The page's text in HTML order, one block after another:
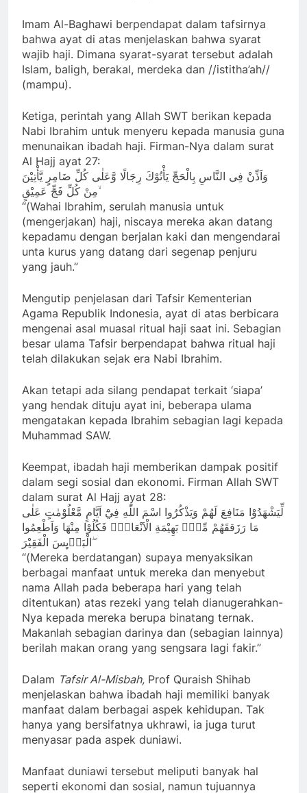
Imam Al-Baghawi berpendapat dalam tafsirnya
bahwa ayat di atas menjelaskan bahwa syarat
wajib haji. Dimana syarat-syarat tersebut adalah
Islam, baligh, berakal, merdeka dan //istitha’ah//
(mampu).
Ketiga, perintah yang Allah SWT berikan kepada
Nabi Ibrahim untuk menyeru kepada manusia guna
menunaikan ibadah haji. Firman-Nya dalam surat
Al Hajj ayat 27:
وَاَذِّنْ فِى النَّاسِ بِالْحَجِّ يَأْتُوْكَ رِجَالًا وَّعَلٰى كُلِّ ضَامِرٍ يَّأْتِيْنَ
مِنْ كُلِّ فَجٍّ عَمِيْقٍ ۙ
“(Wahai Ibrahim, serulah manusia untuk
(mengerjakan) haji, niscaya mereka akan datang
kepadamu dengan berjalan kaki dan mengendarai
unta kurus yang datang dari segenap penjuru
yang jauh.”
Mengutip penjelasan dari Tafsir Kementerian
Agama Republik Indonesia, ayat di atas berbicara
mengenai asal muasal ritual haji saat ini. Sebagian
besar ulama Tafsir berpendapat bahwa ritual haji
telah dilakukan sejak era Nabi Ibrahim.
Akan tetapi ada silang pendapat terkait ‘siapa’
yang hendak dituju ayat ini, beberapa ulama
mengatakan kepada Ibrahim sebagian lagi kepada
Muhammad SAW.
Keempat, ibadah haji memberikan dampak positif
dalam segi sosial dan ekonomi. Firman Allah SWT
dalam surat Al Hajj ayat 28:
لِّيَشْهَدُوْا مَنَافِعَ لَهُمْ وَيَذْكُرُوا اسْمَ اللّٰهِ فِيْٓ اَيَّامٍ مَّعْلُوْمٰتٍ عَلٰى
مَا رَزَققَهُمْ مِّنْۢ بَهِيْمَةِ الْاَنْعَامِۚ فَكُلُوْا مِنْهَا وَاَطْعِمُوا
الْبَاۤىِٕسَ الْفَقِيْرَ ۖ
“(Mereka berdatangan) supaya menyaksikan
berbagai manfaat untuk mereka dan menyebut
nama Allah pada beberapa hari yang telah
ditentukan) atas rezeki yang telah dianugerahkan-
Nya kepada mereka berupa binatang ternak.
Makanlah sebagian darinya dan (sebagian lainnya)
berilah makan orang yang sengsara lagi fakir.”
Dalam Tafsir Al-Misbah, Prof Quraish Shihab
menjelaskan bahwa ibadah haji memiliki banyak
manfaat dalam berbagai aspek kehidupan. Tak
hanya yang bersifatnya ukhrawi, ia juga turut
menyasar pada aspek duniawi.
Manfaat duniawi tersebut meliputi banyak hal
seperti ekonomi dan sosial, namun tujuannya